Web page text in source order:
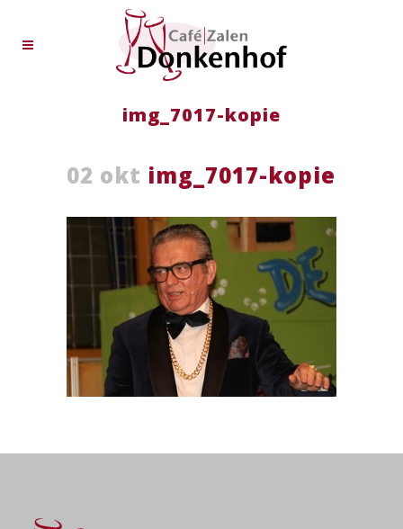
img_7017-kopie
02 okt img_7017-kopie